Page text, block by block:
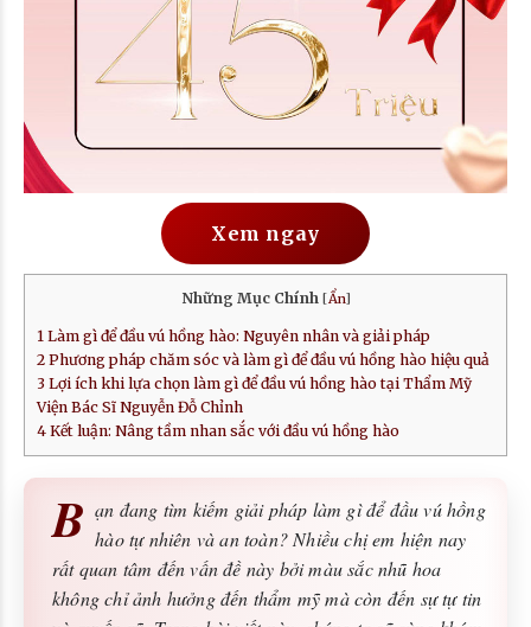
Xem ngay
Những Mục Chính [Ẩn]
1 Làm gì để đầu vú hồng hào: Nguyên nhân và giải pháp
2 Phương pháp chăm sóc và làm gì để đầu vú hồng hào hiệu quả
3 Lợi ích khi lựa chọn làm gì để đầu vú hồng hào tại Thẩm Mỹ
Viện Bác Sĩ Nguyễn Đỗ Chỉnh
4 Kết luận: Nâng tầm nhan sắc với đầu vú hồng hào
B ạn đang tìm kiếm giải pháp làm gì để đầu vú hồng
hào tự nhiên và an toàn? Nhiều chị em hiện nay
rất quan tâm đến vấn đề này bởi màu sắc nhũ hoa
không chỉ ảnh hưởng đến thẩm mỹ mà còn đến sự tự tin